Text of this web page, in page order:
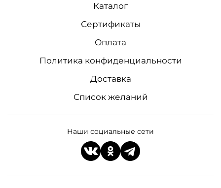
Каталог
Сертификаты
Оплата
Политика конфиденциальности
Доставка
Список желаний
Наши социальные сети